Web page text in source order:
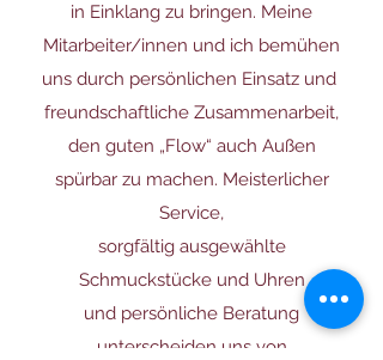
in Einklang zu bringen. Meine
Mitarbeiter/innen und ich bemühen
uns durch persönlichen Einsatz und
freundschaftliche Zusammenarbeit,
den guten „Flow“ auch Außen
spürbar zu machen. Meisterlicher
Service,
sorgfältig ausgewählte
Schmuckstücke und Uhren
und persönliche Beratung
unterscheiden uns von